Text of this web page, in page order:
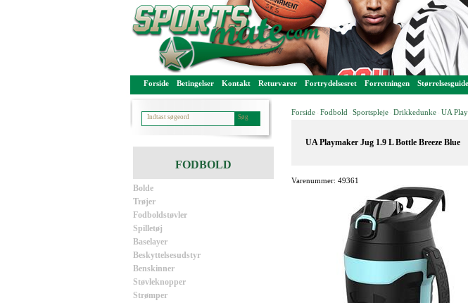
Forside Betingelser Kontakt Returvarer Fortrydelsesret Forretningen Størrelsesguide
FODBOLD
Bolde
Trøjer
Fodboldstøvler
Spilletøj
Baselayer
Beskyttelsesudstyr
Benskinner
Støvleknopper
Strømper
Forside Fodbold Sportspleje Drikkedunke UA
UA Playmaker Jug 1.9 L Bottle Breeze Blue
Varenummer: 49361